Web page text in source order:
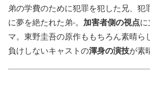
弟の学費のために犯罪を犯した兄、犯
に夢を絶たれた弟-。 加害者側の視点
マ。東野圭吾の原作ももちろん素晴ら
負けしないキャストの渾身の演技が素